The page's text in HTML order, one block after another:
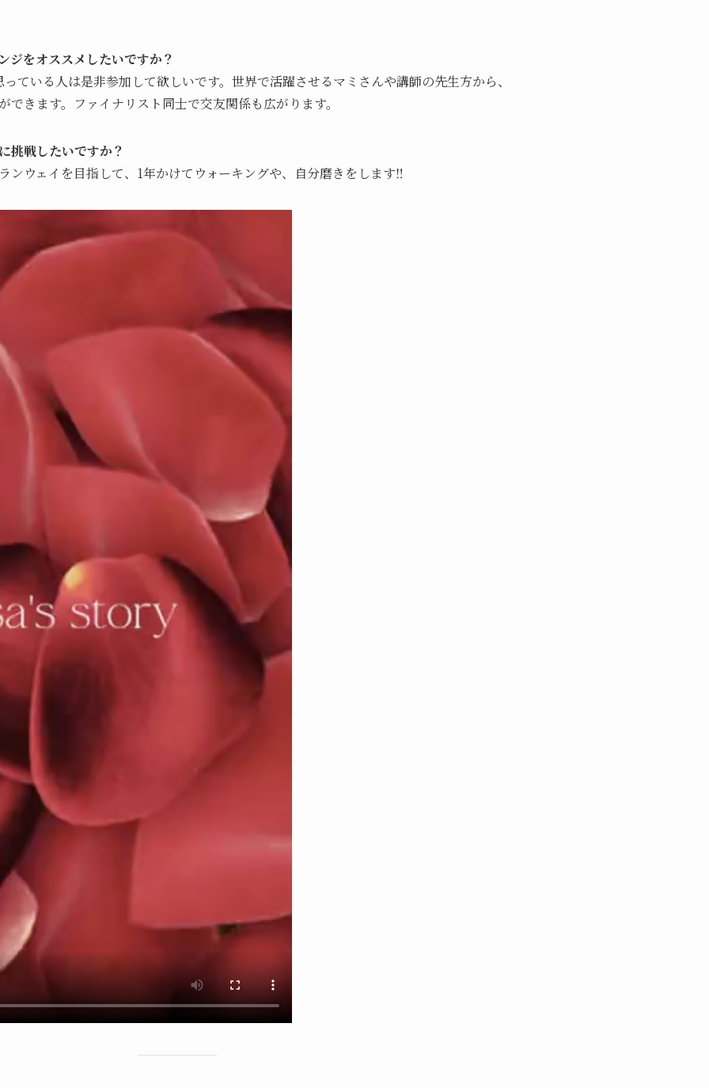
ジをオススメしたいですか？
ている人は是非参加して欲しいです。世界で活躍させるマミさんや講師の先生方から、
できます。ファイナリスト同士で交友関係も広がります。
挑戦したいですか？
ンウェイを目指して、1年かけてウォーキングや、自分磨きをします‼︎